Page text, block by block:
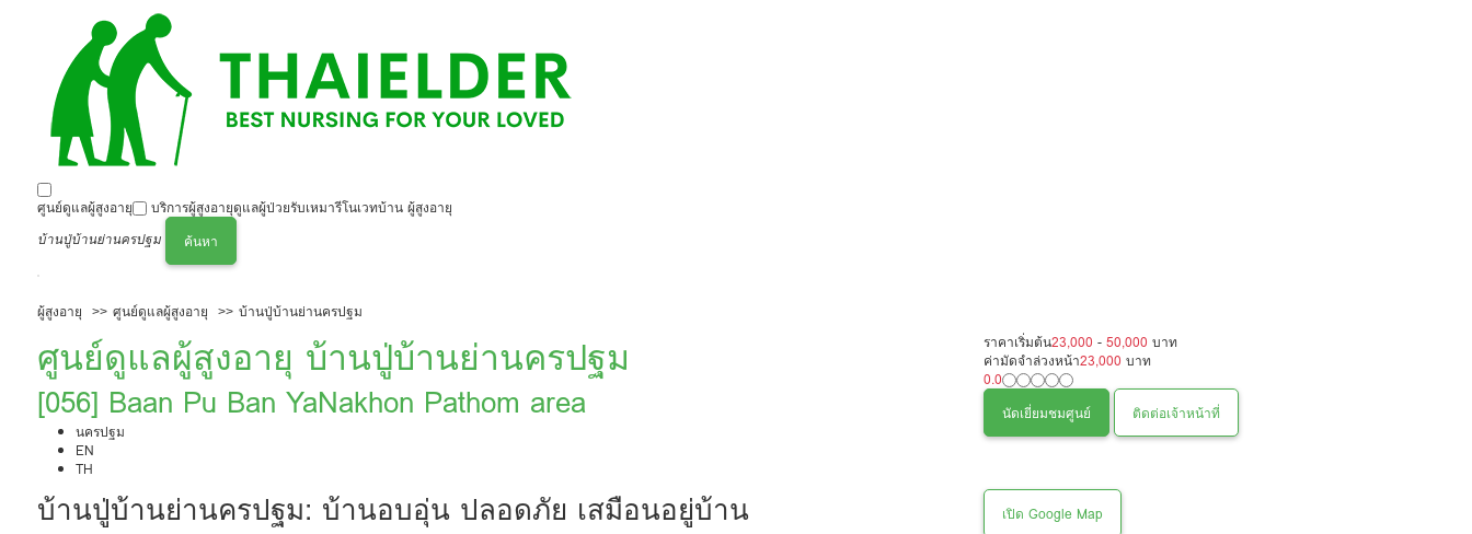
ศูนย์ดูแลผู้สูงอายุ บริการผู้สูงอายุดูแลผู้ป่วยรับเหมารีโนเวทบ้าน ผู้สูงอายุ
บ้านปู่บ้านย่านครปฐม
ค้นหา
ผู้สูงอายุ ศูนย์ดูแลผู้สูงอายุ บ้านปู่บ้านย่านครปฐม
ศูนย์ดูแลผู้สูงอายุ บ้านปู่บ้านย่านครปฐม
[056] Baan Pu Ban YaNakhon Pathom area
นครปฐม
EN
TH
ราคาเริ่มต้น23,000 -50,000 บาท
ค่ามัดจำล่วงหน้า23,000 บาท
0.0
นัดเยี่ยมชมศูนย์
ติดต่อเจ้าหน้าที่
บ้านปู่บ้านย่านครปฐม: บ้านอบอุ่น ปลอดภัย เสมือนอยู่บ้าน เปิด Google Map